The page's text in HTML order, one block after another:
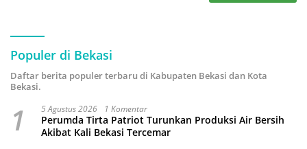
Populer di Bekasi
Daftar berita populer terbaru di Kabupaten Bekasi dan Kota
Bekasi.
1 5 Agustus 2026 1 Komentar
Perumda Tirta Patriot Turunkan Produksi Air Bersih
Akibat Kali Bekasi Tercemar